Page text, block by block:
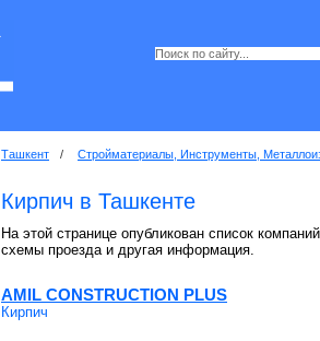
Ташкент / Стройматериалы, Инструменты,
Кирпич в Ташкенте
На этой странице опубликован список
схемы проезда и другая информация.
AMIL CONSTRUCTION PLUS
Кирпич